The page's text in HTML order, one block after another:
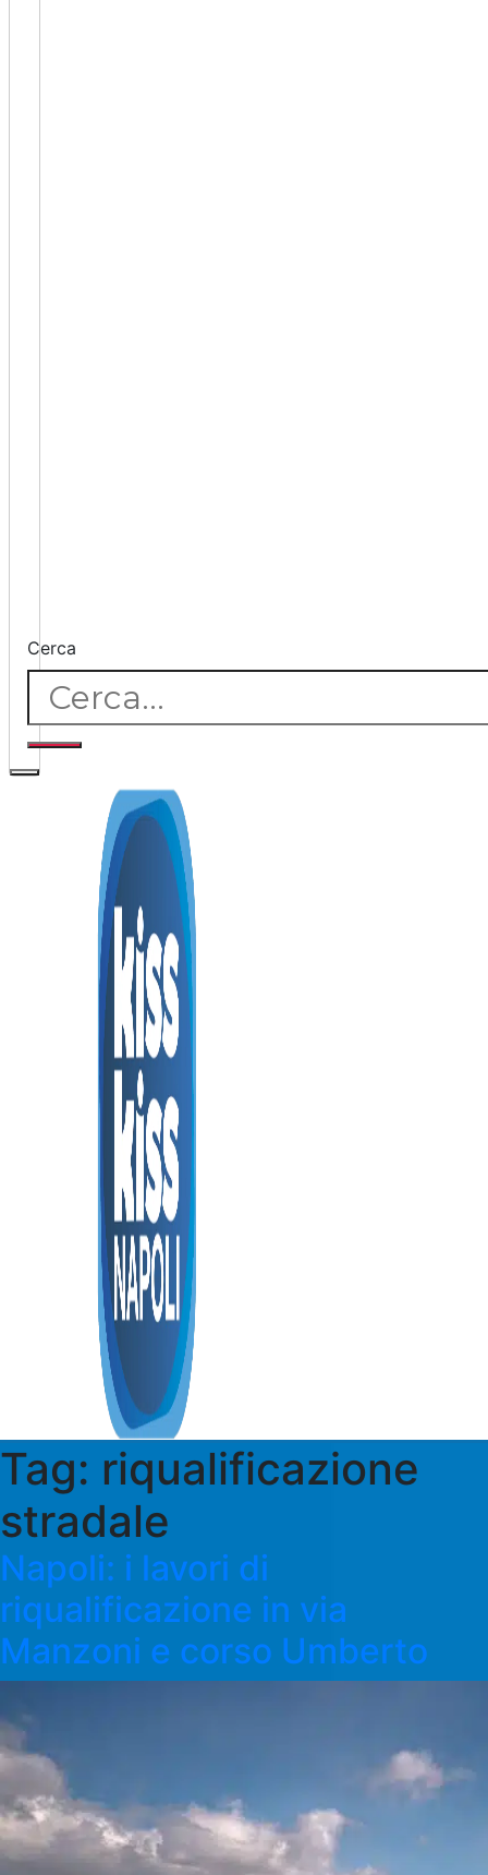
Cerca
Tag: riqualificazione
stradale
Napoli: i lavori di
riqualificazione in via
Manzoni e corso Umberto